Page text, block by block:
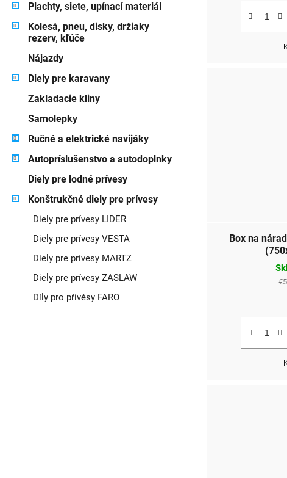
Plachty, siete, upínací materiál
Kolesá, pneu, disky, držiaky
rezerv, kľúče
Nájazdy
Diely pre karavany
Zakladacie kliny
Samolepky
Ručné a elektrické navijáky
Autopríslušenstvo a autodoplnky
Diely pre lodné prívesy
Konštrukčné diely pre prívesy
Diely pre prívesy LIDER
Diely pre prívesy VESTA
Diely pre prívesy MARTZ
Diely pre prívesy ZASLAW
Díly pro přívěsy FARO
Box na